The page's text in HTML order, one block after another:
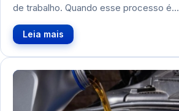
de trabalho. Quando esse processo é…
Leia mais